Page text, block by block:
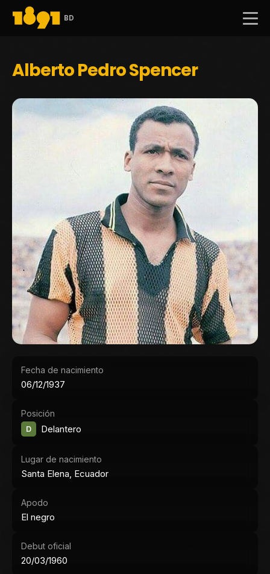
BD
Alberto Pedro Spencer
Fecha de nacimiento
06/12/1937
Posición
D Delantero
Lugar de nacimiento
Santa Elena, Ecuador
Apodo
El negro
Debut oficial
20/03/1960